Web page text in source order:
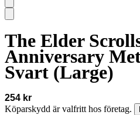
The Elder
Anniversary
Svart (Large)
254 kr
Köparskydd är valfritt hos företag.